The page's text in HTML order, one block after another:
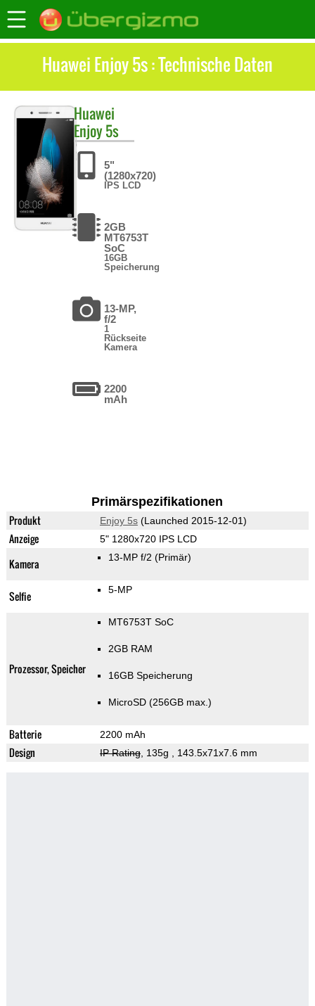
Huawei Enjoy 5s : Technische Daten
Huawei
Enjoy 5s
5"
(1280x720)
IPS LCD
2GB
MT6753T
SoC
16GB
Speicherung
13-MP,
f/2
1
Rückseite
Kamera
2200
mAh
Primärspezifikationen
Produkt Enjoy 5s(Launched 2015-12-01)
Anzeige 5" 1280x720 IPS LCD
Kamera 13-MP f/2 (Primär)
Selfie 5-MP
Prozessor, Speicher
MT6753T SoC
2GB RAM
16GB Speicherung
MicroSD (256GB max.)
Batterie 2200 mAh
Design IP Rating, 135g , 143.5x71x7.6 mm